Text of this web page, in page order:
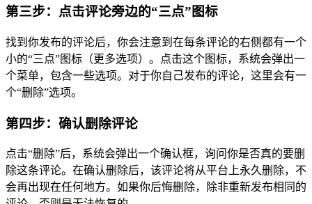
第三步：点击评论旁边的“三点”图标
找到你发布的评论后，你会注意到在每条评论的右侧都有一个
小的“三点”图标（更多选项）。点击这个图标，系统会弹出一
个菜单，包含一些选项。对于你自己发布的评论，这里会有一
个“删除”选项。
第四步：确认删除评论
点击“删除”后，系统会弹出一个确认框，询问你是否真的要删
除这条评论。在确认删除后，该评论将从平台上永久删除，不
会再出现在任何地方。如果你后悔删除，除非重新发布相同的